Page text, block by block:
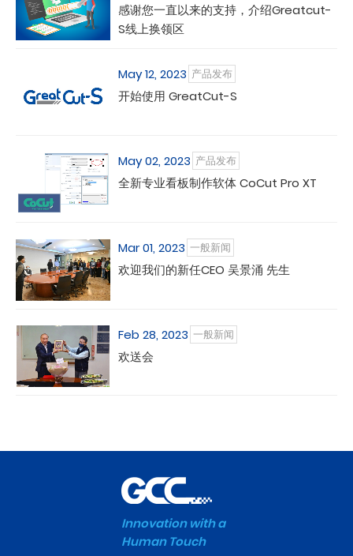
感谢您一直以来的支持，介绍Greatcut-
S线上换领区
May 12, 2023 产品发布
开始使用 GreatCut-S
May 02, 2023 产品发布
全新专业看板制作软体 CoCut Pro XT
Mar 01, 2023 一般新闻
欢迎我们的新任CEO 吴景涌 先生
Feb 28, 2023 一般新闻
欢送会
Innovation with a
Human Touch